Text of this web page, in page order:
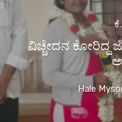
ವಿಚ್ಚೇದನ ಕೋರಿದ್ದ
Hale